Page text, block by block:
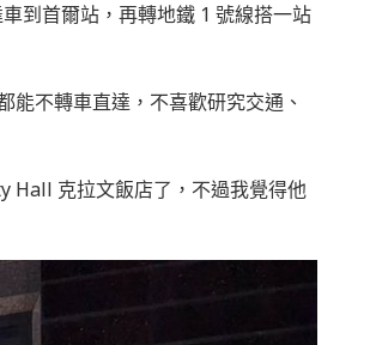
到首爾站，再轉地鐵 1 號線搭一站
不轉車直達，不喜歡研究交通、
Hall 克拉文飯店了，不過我覺得他